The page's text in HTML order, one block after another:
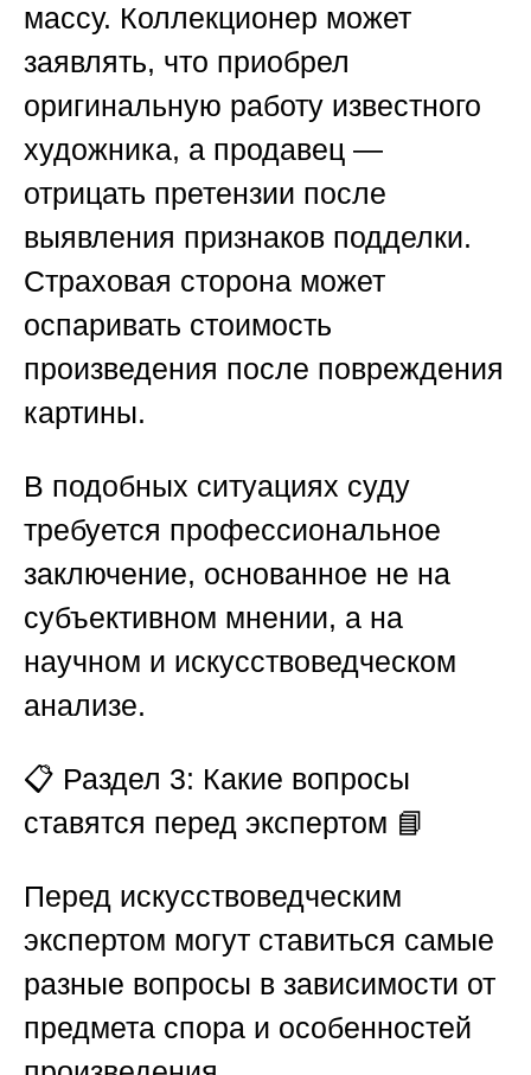
массу. Коллекционер может
заявлять, что приобрел
оригинальную работу известного
художника, а продавец —
отрицать претензии после
выявления признаков подделки.
Страховая сторона может
оспаривать стоимость
произведения после повреждения
картины.
В подобных ситуациях суду
требуется профессиональное
заключение, основанное не на
субъективном мнении, а на
научном и искусствоведческом
анализе.
📋 Раздел 3: Какие вопросы
ставятся перед экспертом 📘
Перед искусствоведческим
экспертом могут ставиться самые
разные вопросы в зависимости от
предмета спора и особенностей